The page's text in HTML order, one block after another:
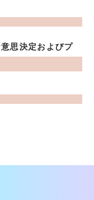
思決定およびプ